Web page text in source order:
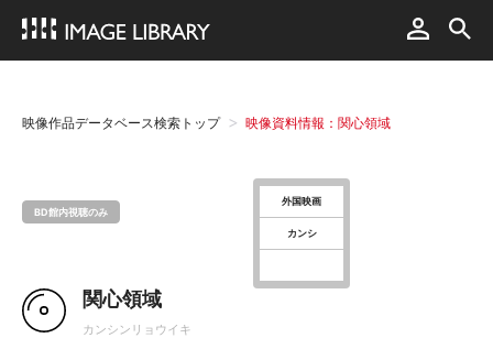
映像作品データベース検索トップ 映像資料情報：関心領域
BD館内視聴のみ
外国映画
カンシ
関心領域
カンシンリョウイキ